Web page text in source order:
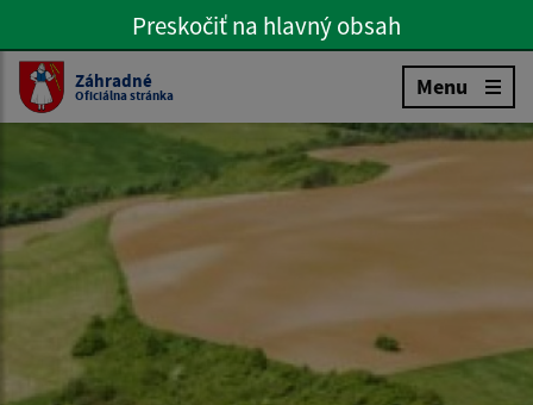
Preskočiť na hlavné menu
Preskočiť na hlavný obsah
Slovenčina
Záhradné
Oficiálna stránka Menu